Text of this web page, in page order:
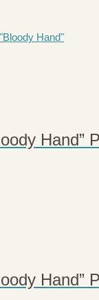
Hand"
Hand”
Hand”